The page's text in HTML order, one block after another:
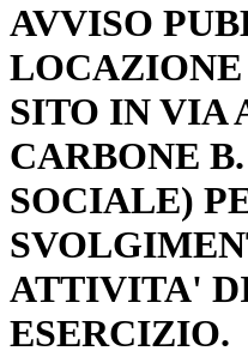
AVVISO
SITO IN VIA
CARBONE
SOCIALE)
ATTIVITA'
ESERCIZIO.